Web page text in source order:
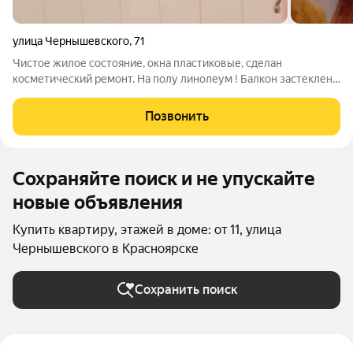
улица Чернышевского,71
Чистое жилое состояние, окна пластиковые, сделан
косметический ремонт. На полу линолеум ! Балкон застеклен.
квартира, чистый подъезд! Развитая инфраструктура! В
шаговой доступности остановки
Позвонить
Сохраняйте поиск и не упускайте
новые объявления
Купить квартиру, этажей в доме: от 11, улица
Чернышевского в Красноярске
Сохранить поиск